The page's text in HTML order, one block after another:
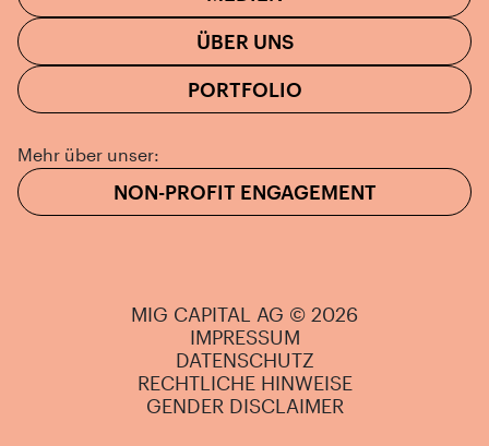
ÜBER UNS
PORTFOLIO
Mehr über unser:
NON-PROFIT ENGAGEMENT
MIG CAPITAL AG © 2026
IMPRESSUM
DATENSCHUTZ
RECHTLICHE HINWEISE
GENDER DISCLAIMER